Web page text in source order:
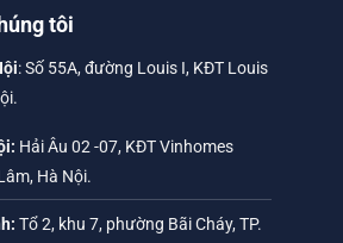
tôi
: Số 55A, đường Louis I, KĐT Louis
Hải Âu 02 -07, KĐT Vinhomes
Hà Nội.
Tổ 2, khu 7, phường Bãi Cháy, TP.